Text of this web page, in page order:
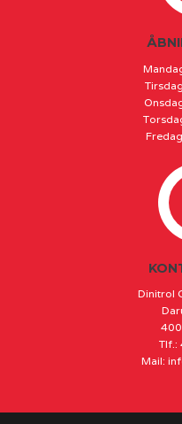
Dinitrol
Tlf.:
Mail: